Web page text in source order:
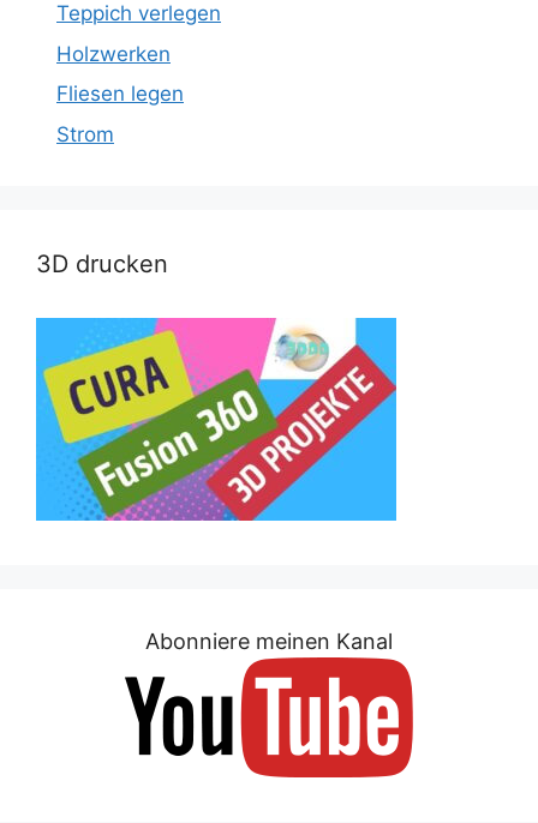
Teppich verlegen
Holzwerken
Fliesen legen
Strom
3D drucken
Abonniere meinen Kanal